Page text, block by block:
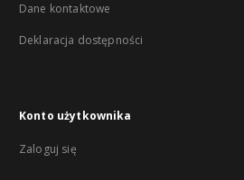
Dane kontaktowe
Deklaracja dostępności
Konto użytkownika
Zaloguj się